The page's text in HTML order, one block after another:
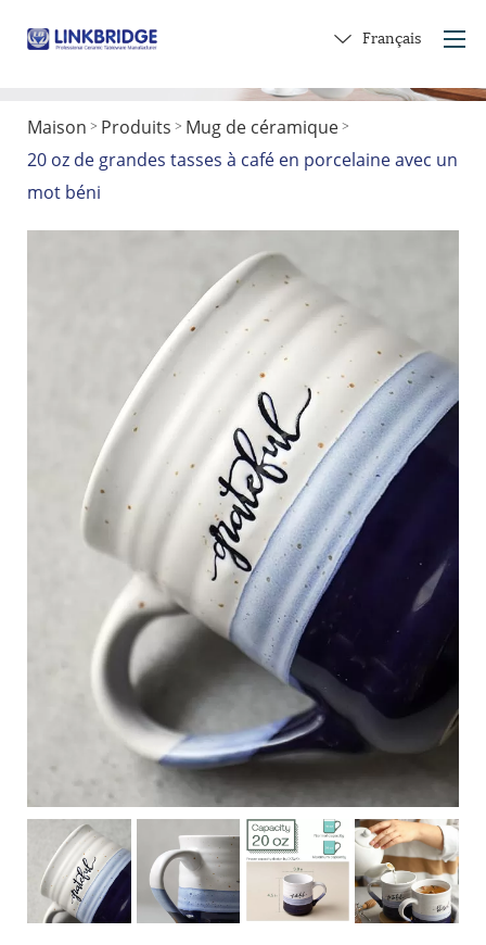
Maison
À propos de nous
dans la céramique
Contactez-nous
Faire un cadeau
Français
Maison > Produits > Mug de céramique >
20 oz de grandes tasses à café en porcelaine avec un
mot béni